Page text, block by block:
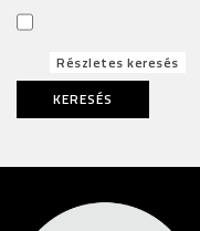
Részletes keresés
KERESÉS